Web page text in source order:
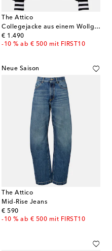
The Attico
Collegejacke aus einem Wollgemisch
€ 1.490
original price
-10 % ab € 500 mit FIRST10
Neue Saison
The Attico
Mid-Rise Jeans
€ 590
original price
-10 % ab € 500 mit FIRST10